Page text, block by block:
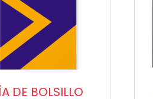
DE BOLSILLO